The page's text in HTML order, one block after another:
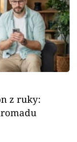
z ruky: